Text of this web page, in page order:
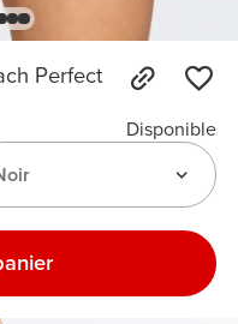
Perfect
Disponible